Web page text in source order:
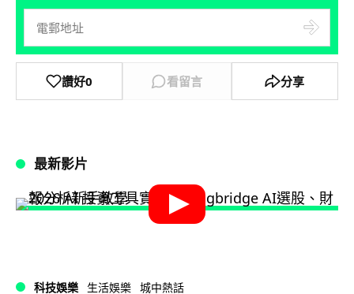
讚好0 看留言 分享
最新影片
科技娛樂 生活娛樂 城中熱話